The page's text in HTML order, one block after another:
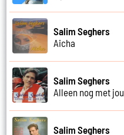
Salim Seghers
Aicha
Salim Seghers
Alleen nog met jou
Salim Seghers